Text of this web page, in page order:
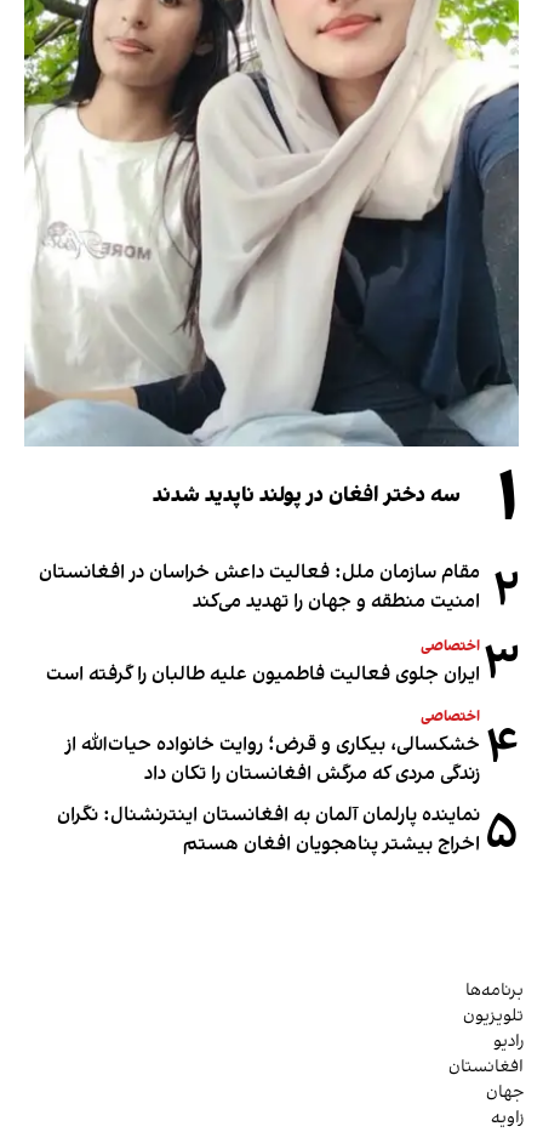
۱ سه دختر افغان در پولند ناپدید شدند
۲ مقام سازمان ملل: فعالیت داعش خراسان در افغانستان
امنیت منطقه و جهان را تهدید می‌کند
۳ اختصاصی
ایران جلوی فعالیت فاطمیون علیه طالبان را گرفته است
۴ اختصاصی
خشکسالی، بیکاری و قرض؛ روایت خانواده حیات‌الله از
زندگی مردی که مرگش افغانستان را تکان داد
۵ نماینده پارلمان آلمان به افغانستان اینترنشنال: نگران
اخراج بیشتر پناهجویان افغان هستم
برنامه‌ها
تلویزیون
رادیو
افغانستان
جهان
زاویه